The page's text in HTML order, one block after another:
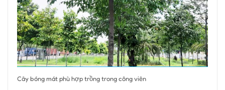
Cây bóng mát phù hợp trồng trong công viên